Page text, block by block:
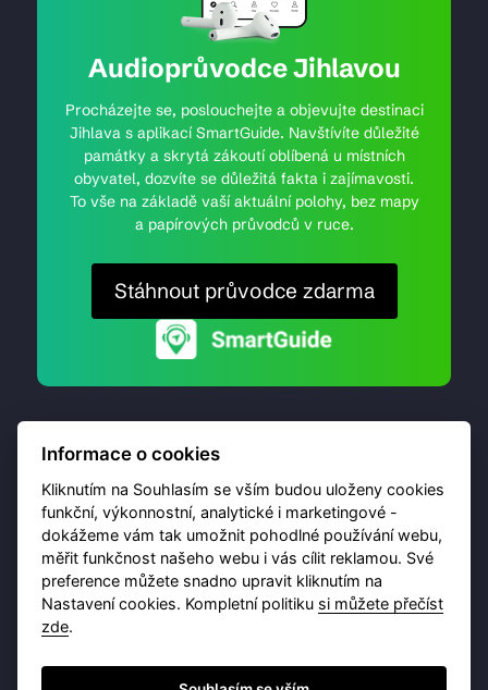
Audioprůvodce Jihlavou
Procházejte se, poslouchejte a objevujte destinaci
Jihlava s aplikací SmartGuide. Navštívíte důležité
památky a skrytá zákoutí oblíbená u místních
obyvatel, dozvíte se důležitá fakta i zajímavosti.
To vše na základě vaší aktuální polohy, bez mapy
a papírových průvodců v ruce.
Stáhnout průvodce zdarma
© 2026 Destinační portál provozujeBrána Jihlavy,
příspěvková organizace. Všechna práva vyhrazena.
Ochrana osobních údajů
Informace o cookies
Kliknutím na Souhlasím se vším budou uloženy cookies
funkční, výkonnostní, analytické i marketingové -
dokážeme vám tak umožnit pohodlné používání webu,
měřit funkčnost našeho webu i vás cílit reklamou. Své
preference můžete snadno upravit kliknutím na
Nastavení cookies. Kompletní politiku si můžete přečíst
zde.